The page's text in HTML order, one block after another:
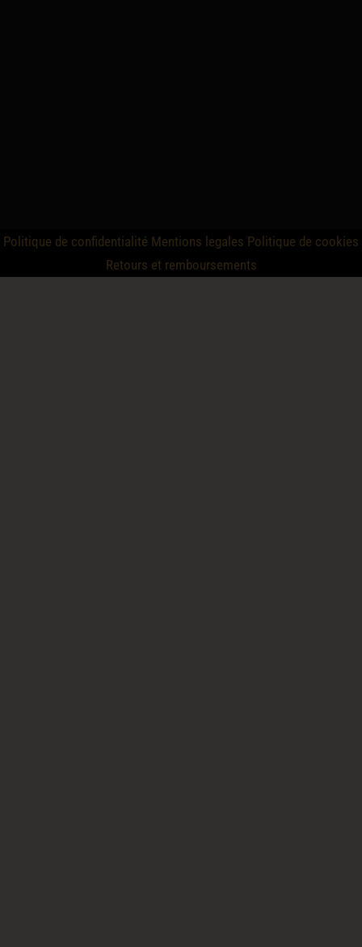
Politique de confidentialité Mentions legales Politique de cookies
Retours et remboursements